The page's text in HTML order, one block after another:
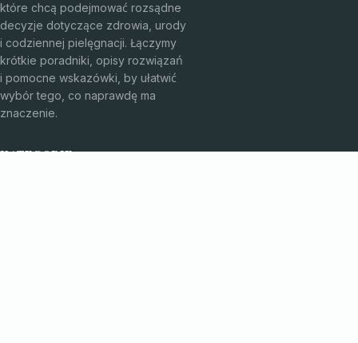
które chcą podejmować rozsądne
decyzje dotyczące zdrowia, urody
i codziennej pielęgnacji. Łączymy
krótkie poradniki, opisy rozwiązań
i pomocne wskazówki, by ułatwić
wybór tego, co naprawdę ma
znaczenie.
KATEGORIE